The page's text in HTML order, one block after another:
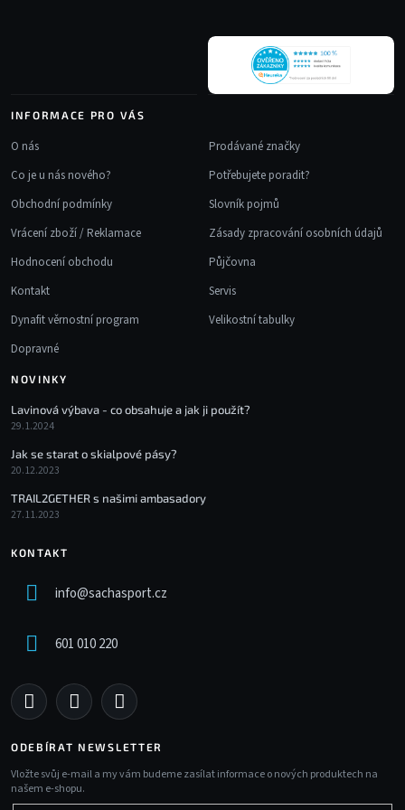
INFORMACE PRO VÁS
O nás
Co je u nás nového?
Obchodní podmínky
Vrácení zboží / Reklamace
Hodnocení obchodu
Kontakt
Dynafit věrnostní program
Dopravné
Prodávané značky
Potřebujete poradit?
Slovník pojmů
Zásady zpracování osobních údajů
Půjčovna
Servis
Velikostní tabulky
NOVINKY
Lavinová výbava - co obsahuje a jak ji použít?
29.1.2024
Jak se starat o skialpové pásy?
20.12.2023
TRAIL2GETHER s našimi ambasadory
27.11.2023
KONTAKT
info@sachasport.cz
601 010 220
ODEBÍRAT NEWSLETTER
Vložte svůj e-mail a my vám budeme zasílat informace o nových produktech na
našem e-shopu.